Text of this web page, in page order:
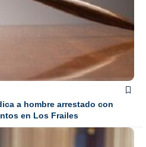
a hombre arrestado con
en Los Frailes